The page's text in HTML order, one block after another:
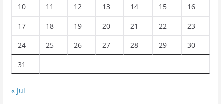
10 11 12 13 14 15 16
17 18 19 20 21 22 23
24 25 26 27 28 29 30
31
« Jul